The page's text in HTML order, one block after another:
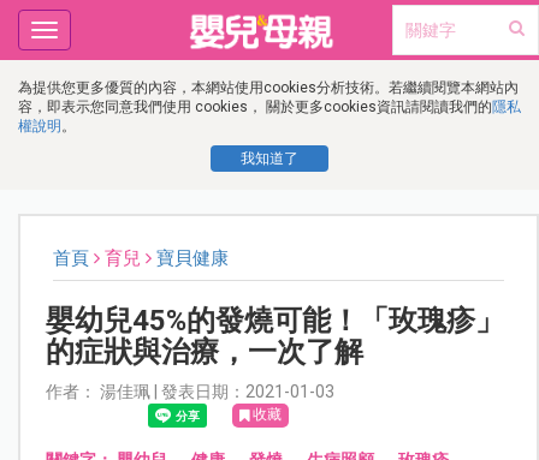
為提供您更多優質的內容，本網站使用cookies分析技術。若繼續閱覽本網站內
容，即表示您同意我們使用 cookies， 關於更多cookies資訊請閱讀我們的隱私
權說明 。
我知道了
Toggle
navigation
首頁 育兒 寶貝健康
嬰幼兒45%的發燒可能！「玫瑰疹」
的症狀與治療，一次了解
作者： 湯佳珮 | 發表日期：2021-01-03
收藏